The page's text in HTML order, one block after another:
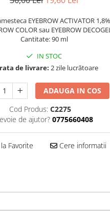
EYEBROW ACTIVATOR
COLOR sau EYEBROW
Cantitate: 90 ml
IN STOC
de livrare: 2 zile lucrătoare
ADAUGA IN COS
Cod Produs: C2275
de ajutor? 0775660408
Favorite Cere informatii